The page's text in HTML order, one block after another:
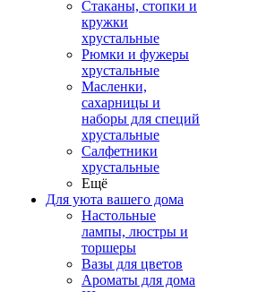
Стаканы, стопки и
кружки
хрустальные
Рюмки и фужеры
хрустальные
Масленки,
сахарницы и
наборы для специй
хрустальные
Салфетники
хрустальные
Ещё
Для уюта вашего дома
Настольные
лампы, люстры и
торшеры
Вазы для цветов
Ароматы для дома